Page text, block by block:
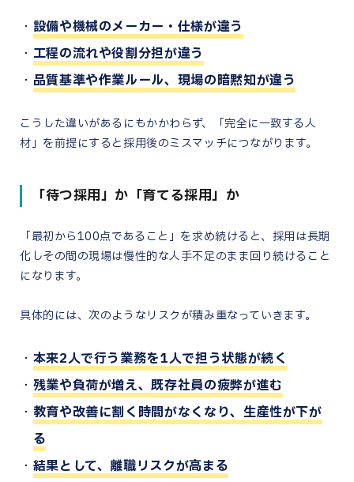
設備や機械のメーカー・仕様が違う
工程の流れや役割分担が違う
品質基準や作業ルール、現場の暗黙知が違う
こうした違いがあるにもかかわらず、「完全に一致する人
材」を前提にすると採用後のミスマッチにつながります。
「待つ採用」か「育てる採用」か
「最初から100点であること」を求め続けると、採用は長期
化しその間の現場は慢性的な人手不足のまま回り続けること
になります。
具体的には、次のようなリスクが積み重なっていきます。
本来2人で行う業務を1人で担う状態が続く
残業や負荷が増え、既存社員の疲弊が進む
教育や改善に割く時間がなくなり、生産性が下が
る
結果として、離職リスクが高まる